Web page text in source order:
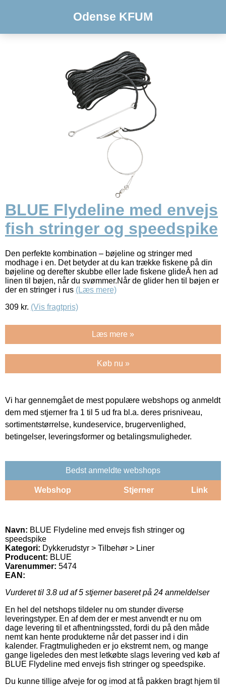
Odense KFUM
BLUE Flydeline med envejs
fish stringer og speedspike
Den perfekte kombination – bøjeline og stringer med
modhage i en. Det betyder at du kan trække fiskene på din
bøjeline og derefter skubbe eller lade fiskene glideÂ hen ad
linen til bøjen, når du svømmer.Når de glider hen til bøjen er
der en stringer i rus (Læs mere)
309 kr. (Vis fragtpris)
Læs mere »
Køb nu »
Vi har gennemgået de mest populære webshops og anmeldt
dem med stjerner fra 1 til 5 ud fra bl.a. deres prisniveau,
sortimentstørrelse, kundeservice, brugervenlighed,
betingelser, leveringsformer og betalingsmuligheder.
Bedst anmeldte webshops
Webshop Stjerner Link
Navn: BLUE Flydeline med envejs fish stringer og
speedspike
Kategori: Dykkerudstyr > Tilbehør > Liner
Producent: BLUE
Varenummer: 5474
EAN:
Vurderet til 3.8 ud af 5 stjerner baseret på 24 anmeldelser
En hel del netshops tildeler nu om stunder diverse
leveringstyper. En af dem der er mest anvendt er nu om
dage levering til et afhentningssted, fordi du på den måde
nemt kan hente produkterne når det passer ind i din
kalender. Fragtmuligheden er jo ekstremt nem, og mange
gange ligeledes den mest letkøbte slags levering ved køb af
BLUE Flydeline med envejs fish stringer og speedspike.
Du kunne tillige afveje for og imod at få pakken bragt hjem til